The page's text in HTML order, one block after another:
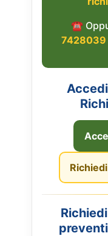
☎︎
7428039